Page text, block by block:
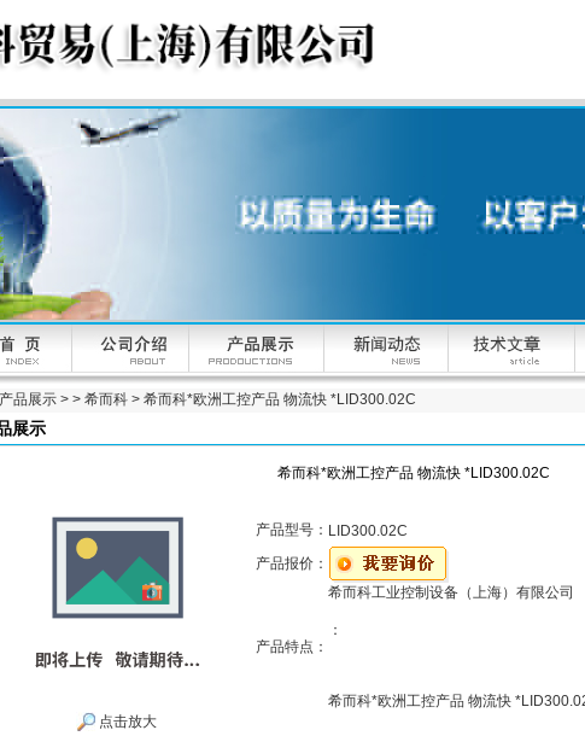
产品展示 > > 希而科 > 希而科*欧洲工控产品 物流快 *LID300.02C
展示
希而科*欧洲工控产品 物流快 *LID300.02C
点击放大
产品型号： LID300.02C
产品报价：
产品特点：
希而科工业控制设备（上海）有限公司
：
希而科*欧洲工控产品 物流快